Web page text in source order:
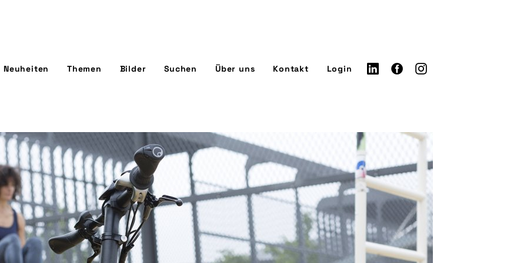
Neuheiten Themen Bilder Suchen Über uns Kontakt Login